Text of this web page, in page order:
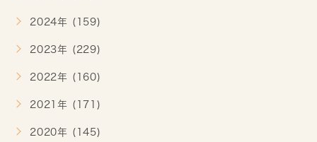
2024年 (159)
2023年 (229)
2022年 (160)
2021年 (171)
2020年 (145)